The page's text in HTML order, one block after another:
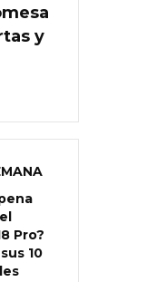
y
Pro?
10